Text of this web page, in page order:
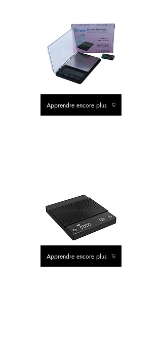
Apprendre encore plus
Apprendre encore plus